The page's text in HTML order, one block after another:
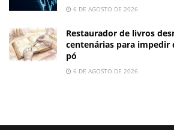
6 DE AGOSTO DE 2026
Restaurador de livros
centenárias para impedir
pó
6 DE AGOSTO DE 2026